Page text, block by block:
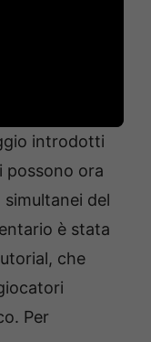
introdotti
possono ora
del
è stata
che
Per